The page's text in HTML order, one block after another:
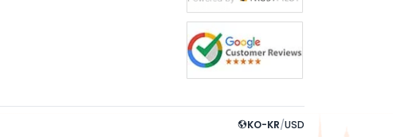
KO-KR/USD